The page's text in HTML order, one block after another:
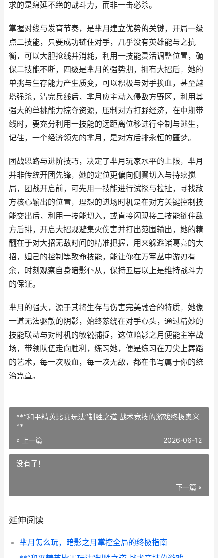
求的是绵延不绝的战斗力，而非一击必杀。
掌握对线与发育节奏，是芈月建立优势的关键，开局一级
点二技能，只要成功链住对手，几乎没有英雄能与之抗
衡，可以大胆抢线并消耗，利用一技能灵活调整位置，确
保二技能不断，四级是芈月的强势期，拥有大招后，她的
单挑与生存能力产生质变，可以积极与对手换血，甚至越
塔强杀，清完兵线后，芈月应主动入侵敌方野区，利用其
强大的单挑能力掠夺资源，压制对方打野经济，在中期带
线时，要充分利用一技能的远距离位移进行牵制与逃生，
记住，一个经济领先的芈月，是对方后排永恒的噩梦。
团战思路与进阶技巧，决定了芈月玩家水平的上限，芈月
并非传统开团先锋，她的定位更偏向侧翼切入与持续搅
局，团战开启前，可先用一技能进行试探与拉扯，寻找敌
方核心输出的位置，理想的进场时机是在对方关键控制技
能交出后，利用一技能切入，或直接闪现接二技能链住敌
方后排，开启大招规避集火伤害并打出范围输出，她的精
髓在于对大招无敌时间的精准把握，用来躲避诸葛亮的大
招，妲己的控制等致命技能，能让你在万军丛中游刃有
余，时刻观察自身暗影仆从，保持五层以上是维持战斗力
的保证。
芈月的强大，源于其将生存与伤害完美融合的特质，她像
一道无法驱散的阴影，始终萦绕在对手心头，通过精妙的
技能联动与对时机的敏锐捕捉，这位暗影之月便能主宰战
场，带领队伍走向胜利，练习她，便是练习在刀尖上舞蹈
的艺术，每一次吸血，每一次无敌，都在书写属于你的统
治篇章。
**“和平精英比赛玩法”制胜之道 战术竞技的游戏终极奥义
**
« 上一篇 2026-06-12
没有了！
下一篇 »
延伸阅读
芈月怎么玩，暗影之月掌控全局的终极指南